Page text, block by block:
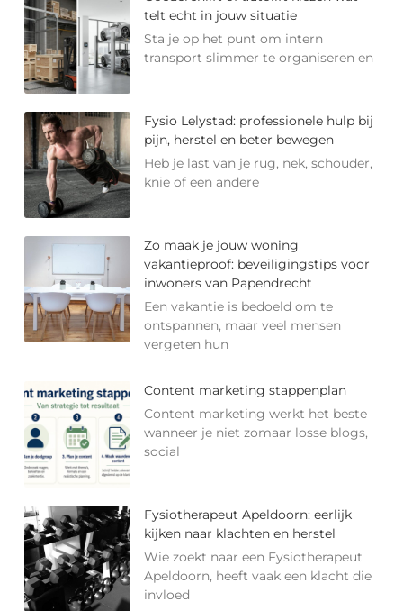
telt echt in jouw situatie
Sta je op het punt om intern
transport slimmer te organiseren en
Fysio Lelystad: professionele hulp bij
pijn, herstel en beter bewegen
Heb je last van je rug, nek, schouder,
knie of een andere
Zo maak je jouw woning
vakantieproof: beveiligingstips voor
inwoners van Papendrecht
Een vakantie is bedoeld om te
ontspannen, maar veel mensen
vergeten hun
Content marketing stappenplan
Content marketing werkt het beste
wanneer je niet zomaar losse blogs,
social
Fysiotherapeut Apeldoorn: eerlijk
kijken naar klachten en herstel
Wie zoekt naar een Fysiotherapeut
Apeldoorn, heeft vaak een klacht die
invloed